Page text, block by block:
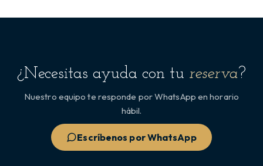
¿Necesitas ayuda con tu reserva?
Nuestro equipo te responde por WhatsApp en horario
hábil.
Escríbenos por WhatsApp